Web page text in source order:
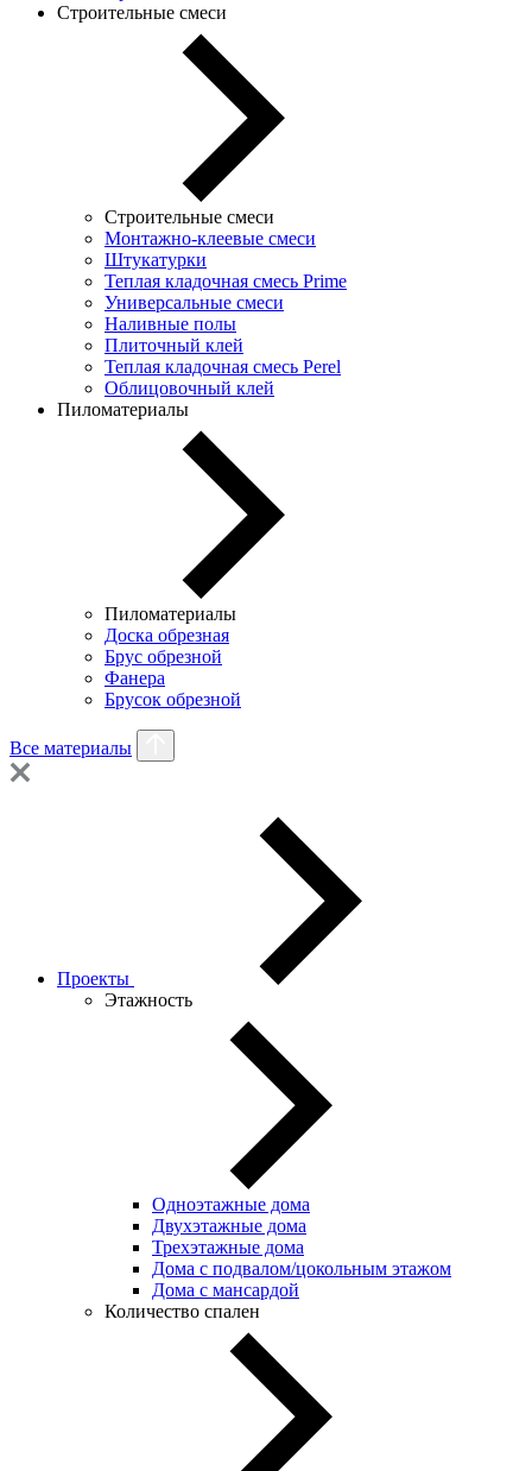
Строительные смеси
Строительные смеси
Монтажно-клеевые смеси
Штукатурки
Теплая кладочная смесь Prime
Универсальные смеси
Наливные полы
Плиточный клей
Теплая кладочная смесь Perel
Облицовочный клей
Пиломатериалы
Пиломатериалы
Доска обрезная
Брус обрезной
Фанера
Брусок обрезной
Все материалы
Проекты
Этажность
Одноэтажные дома
Двухэтажные дома
Трехэтажные дома
Дома с подвалом/цокольным этажом
Дома с мансардой
Количество спален